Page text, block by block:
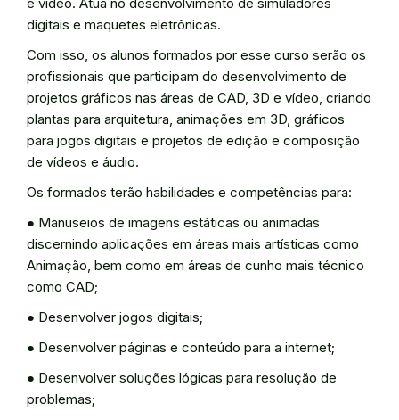
digitais e maquetes eletrônicas.
Com isso, os alunos formados por esse curso serão os
profissionais que participam do desenvolvimento de
projetos gráficos nas áreas de CAD, 3D e vídeo, criando
plantas para arquitetura, animações em 3D, gráficos
para jogos digitais e projetos de edição e composição
de vídeos e áudio.
Os formados terão habilidades e competências para:
● Manuseios de imagens estáticas ou animadas
discernindo aplicações em áreas mais artísticas como
Animação, bem como em áreas de cunho mais técnico
como CAD;
● Desenvolver jogos digitais;
● Desenvolver páginas e conteúdo para a internet;
● Desenvolver soluções lógicas para resolução de
problemas;